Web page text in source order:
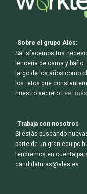
·Sobre el grupo Alés:
Satisfacemos tus
lencería de cama y baño.
largo de los años como
los retos que
nuestro secreto Leer más
·Trabaja con nosotros
Si estás buscando
parte de un gran equipo
tendremos en cuenta
candidaturas@ales.es